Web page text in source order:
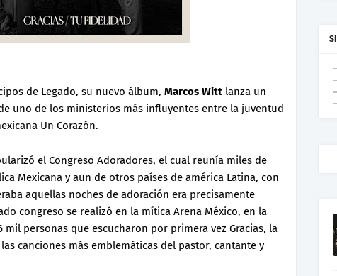
de Legado, su nuevo álbum, Marcos Witt lanza un
uno de los ministerios más influyentes entre la juventud
Un Corazón.
el Congreso Adoradores, el cual reunía miles de
Mexicana y aun de otros países de américa Latina, con
aquellas noches de adoración era precisamente
congreso se realizó en la mítica Arena México, en la
mil personas que escucharon por primera vez Gracias, la
canciones más emblemáticas del pastor, cantante y